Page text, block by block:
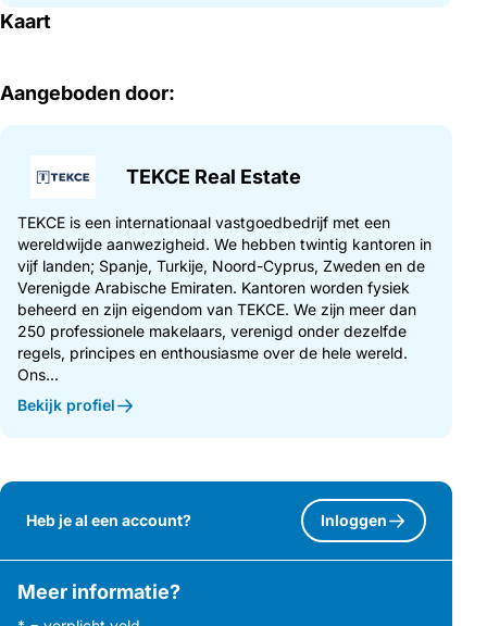
Kaart
Aangeboden door:
TEKCE Real Estate
TEKCE is een internationaal vastgoedbedrijf met een
wereldwijde aanwezigheid. We hebben twintig kantoren in
vijf landen; Spanje, Turkije, Noord-Cyprus, Zweden en de
Verenigde Arabische Emiraten. Kantoren worden fysiek
beheerd en zijn eigendom van TEKCE. We zijn meer dan
250 professionele makelaars, verenigd onder dezelfde
regels, principes en enthousiasme over de hele wereld.
Ons...
Bekijk profiel
Heb je al een account? Inloggen
Meer informatie?